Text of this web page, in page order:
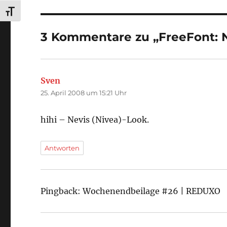
SCHRIFT VERGRÖSSERN
3 Kommentare zu „FreeFont:
Sven
25. April 2008 um 15:21 Uhr
hihi – Nevis (Nivea)-Look.
Antworten
Pingback: Wochenendbeilage #26 | REDUXO